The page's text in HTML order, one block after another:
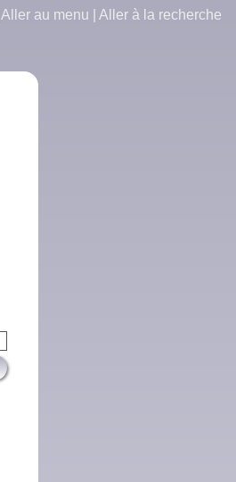
Aller au menu Aller à la recherche